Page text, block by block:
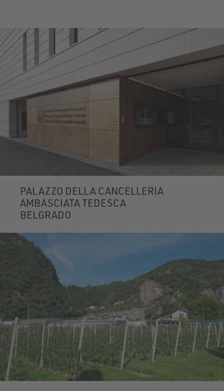
PALAZZO DELLA CANCELLERIA
AMBASCIATA TEDESCA
BELGRADO